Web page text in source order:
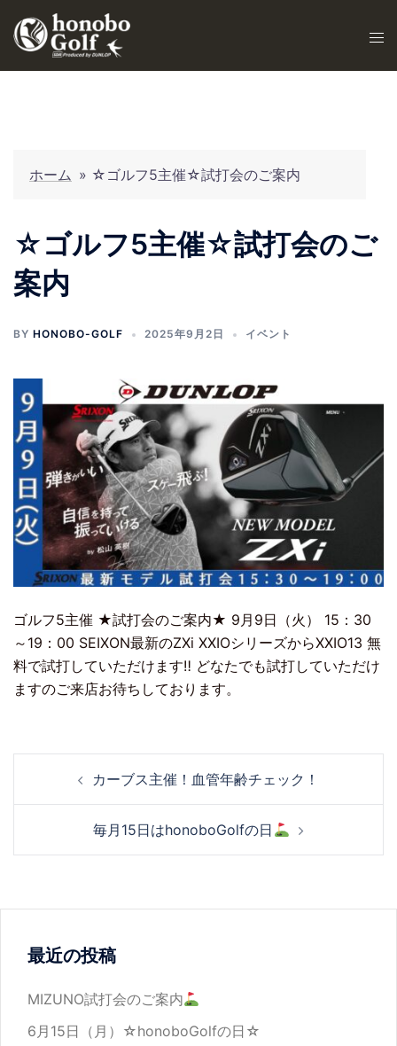
ホーム » ☆ゴルフ5主催☆試打会のご案内
☆ゴルフ5主催☆試打会のご
案内
BY HONOBO-GOLF 2025年9月2日 イベント
ゴルフ5主催 ★試打会のご案内★ 9月9日（火） 15：30
～19：00 SEIXON最新のZXi XXIOシリーズからXXIO13 無
料で試打していただけます‼ どなたでも試打していただけ
ますのご来店お待ちしております。
カーブス主催！血管年齢チェック！
毎月15日はhonoboGolfの日
最近の投稿
MIZUNO試打会のご案内
6月15日（月）☆honoboGolfの日☆